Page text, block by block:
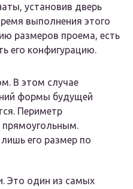
установив дверь
выполнения этого
размеров проема, есть
его конфигурацию.
В этом случае
формы будущей
Периметр
прямоугольным.
его размер по
Это один из самых